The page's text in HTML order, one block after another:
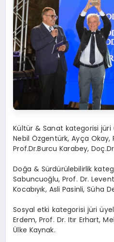
Kültür & Sanat kategorisi jüri
Nebil Özgentürk, Ayça Okay,
Prof.Dr.Burcu Karabey,
Doğa & Sürdürülebilirlik
Sabuncuoğlu, Prof. Dr. Levent
Kocabıyık, Asli Pasinli, Süha
Sosyal etki kategorisi jüri
Erdem, Prof. Dr. Itır Erhart,
Ülke Kaynak.